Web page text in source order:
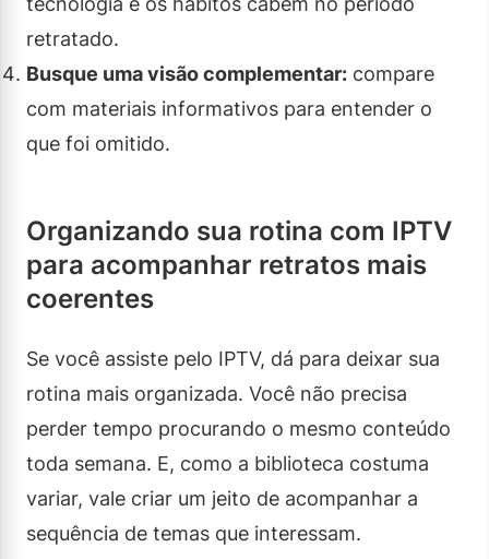
retratado.
Busque uma visão complementar: compare
com materiais informativos para entender o
que foi omitido.
Organizando sua rotina com IPTV
para acompanhar retratos mais
coerentes
Se você assiste pelo IPTV, dá para deixar sua
rotina mais organizada. Você não precisa
perder tempo procurando o mesmo conteúdo
toda semana. E, como a biblioteca costuma
variar, vale criar um jeito de acompanhar a
sequência de temas que interessam.